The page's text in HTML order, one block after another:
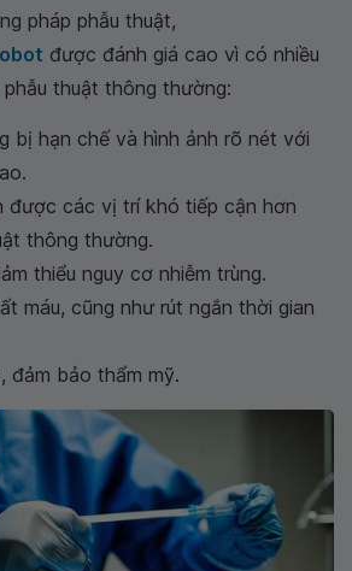
pháp phẫu thuật,
được đánh giá cao vì có nhiều
thuật thông thường:
bị hạn chế và hình ảnh rõ nét với
được các vị trí khó tiếp cận hơn
thông thường.
thiểu nguy cơ nhiễm trùng.
máu, cũng như rút ngắn thời gian
đảm bảo thẩm mỹ.